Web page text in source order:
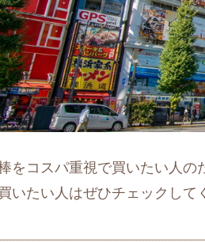
をコスパ重視で買いたい人の
いたい人はぜひチェックして